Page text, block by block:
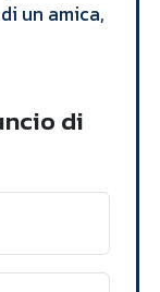
un amica,
di